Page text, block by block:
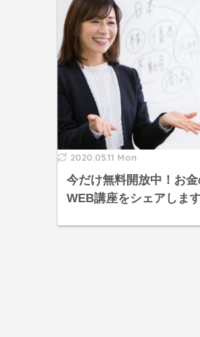
2020.05.11 Mon
今だけ無料開放中！お
WEB講座をシェアしま